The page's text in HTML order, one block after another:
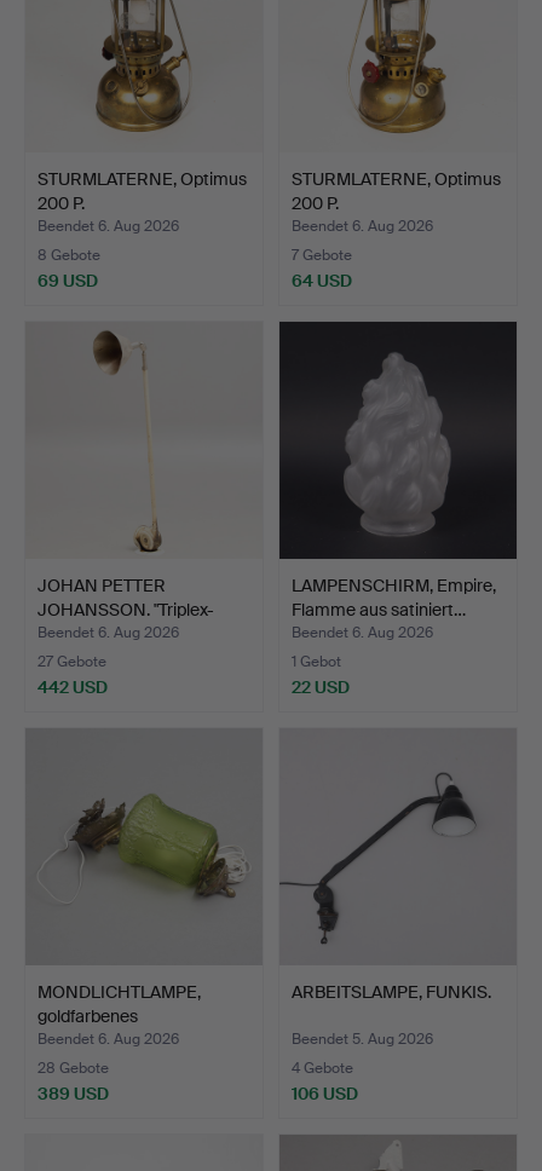
STURMLATERNE, Optimus
200 P.
Beendet 6. Aug 2026
8 Gebote
69 USD
STURMLATERNE, Optimus
200 P.
Beendet 6. Aug 2026
7 Gebote
64 USD
JOHAN PETTER
JOHANSSON. "Triplex-
Pendelleu…
Beendet 6. Aug 2026
27 Gebote
442 USD
LAMPENSCHIRM, Empire,
Flamme aus satiniert…
Beendet 6. Aug 2026
1 Gebot
22 USD
MONDLICHTLAMPE,
goldfarbenes
Metall/grünes…
Beendet 6. Aug 2026
28 Gebote
389 USD
ARBEITSLAMPE, FUNKIS.
Beendet 5. Aug 2026
4 Gebote
106 USD